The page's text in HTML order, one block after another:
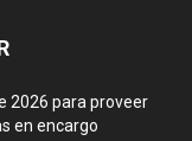
2026 para proveer
en encargo